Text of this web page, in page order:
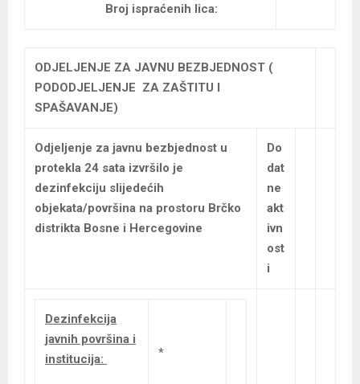
Broj ispraćenih lica:
ODJELJENJE ZA JAVNU BEZBJEDNOST (
PODODJELJENJE ZA ZAŠTITU I
SPAŠAVANJE)
Odjeljenje za javnu bezbjednost u
protekla 24 sata izvršilo je
dezinfekciju slijedećih
objekata/površina na prostoru Brčko
distrikta Bosne i Hercegovine
Do
dat
ne
akt
ivn
ost
i
Dezinfekcija
javnih površina i
institucija:
*